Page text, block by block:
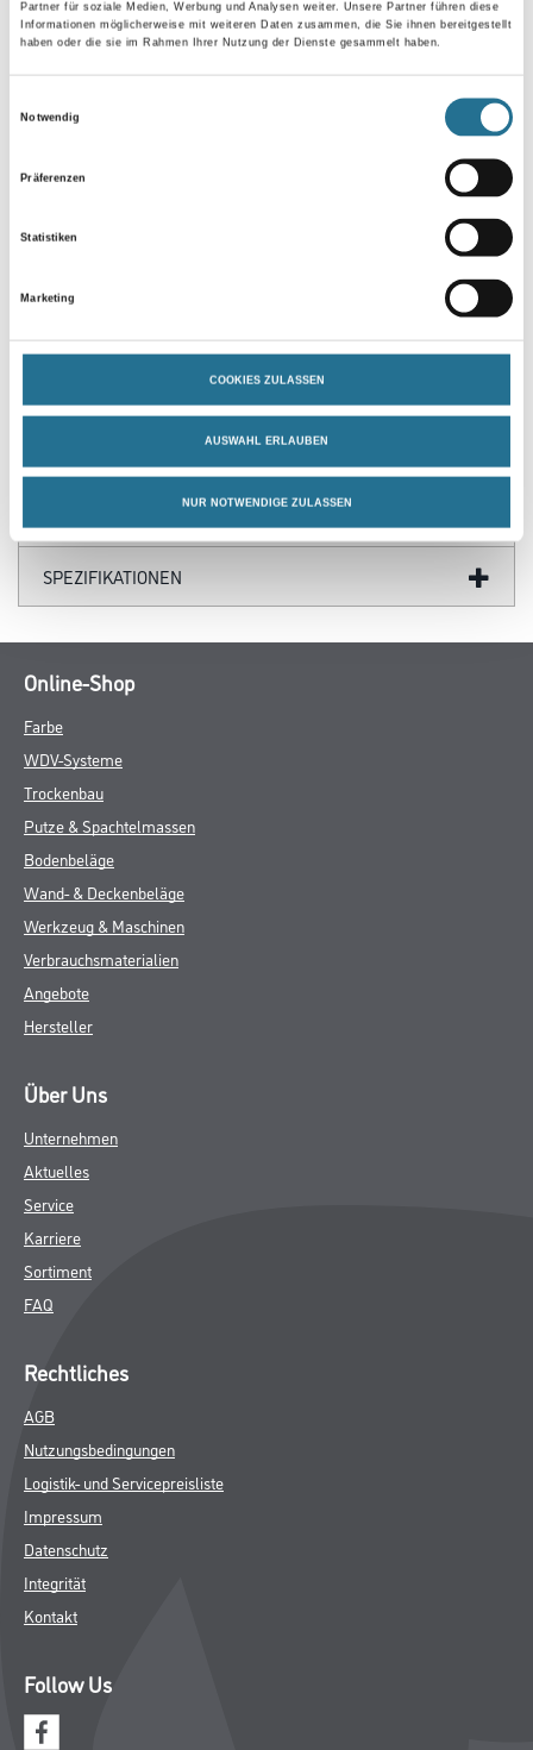
Partner für soziale Medien, Werbung und Analysen weiter. Unsere Partner führen diese
Informationen möglicherweise mit weiteren Daten zusammen, die Sie ihnen bereitgestellt
haben oder die sie im Rahmen Ihrer Nutzung der Dienste gesammelt haben.
Notwendig
Präferenzen
Statistiken
Marketing
COOKIES ZULASSEN
AUSWAHL ERLAUBEN
NUR NOTWENDIGE ZULASSEN
Umrechnungsfaktoren
SPEZIFIKATIONEN
Online-Shop
Farbe
WDV-Systeme
Trockenbau
Putze & Spachtelmassen
Bodenbeläge
Wand- & Deckenbeläge
Werkzeug & Maschinen
Verbrauchsmaterialien
Angebote
Hersteller
Über Uns
Unternehmen
Aktuelles
Service
Karriere
Sortiment
FAQ
Rechtliches
AGB
Nutzungsbedingungen
Logistik- und Servicepreisliste
Impressum
Datenschutz
Integrität
Kontakt
Follow Us